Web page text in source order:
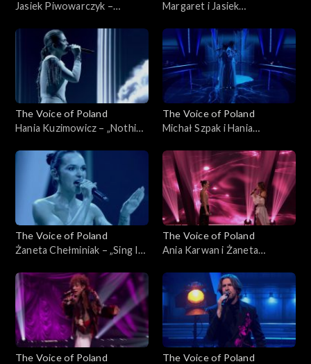
Jasiek Piwowarczyk –
Voice of Poland”, Finał, 29
listopada 2025
Margaret i Jasiek
„The Voice of Poland”, Finał,
29 listopada 2025
The Voice of Poland
Hania Kuzimowicz – „Nothing
Poland”, Finał, 29 listopada
The Voice of Poland
Michał Szpak i Hania
„The Voice of Poland”, Finał,
29 listopada 2025
The Voice of Poland
Żaneta Chełminiak – „Sing It
Finał, 29 listopada 2025
The Voice of Poland
Ania Karwan i Żaneta
with Somebody”, „The Voice
of Poland”, Finał, 29
listopada 2025
The Voice of Poland
The Voice of Poland